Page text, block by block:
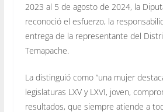
2023 al 5 de agosto de 2024, la
reconoció el esfuerzo, la
entrega de la representante del
Temapache.
La distinguió como “una mujer
legislaturas LXV y LXVI, joven,
resultados, que siempre atiende a